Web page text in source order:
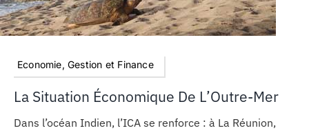
STUDORIA
Economie, Gestion et Finance
La Situation Économique De L’Outre-Mer
Dans l’océan Indien, l’ICA se renforce : à La Réunion,